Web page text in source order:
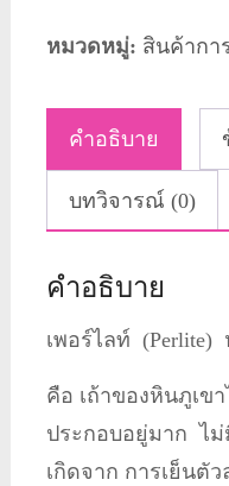
อร์ไลท์
กก.
ชิ้น
หมวดหมู่: สินค้ากา
คำอธิบาย
บทวิจารณ์ (0)
คำอธิบาย
เพอร์ไลท์ (Perlite)
คือ เถ้าของหินภูเข
ประกอบอยู่มาก ไ
เกิดจาก การเย็นตัว